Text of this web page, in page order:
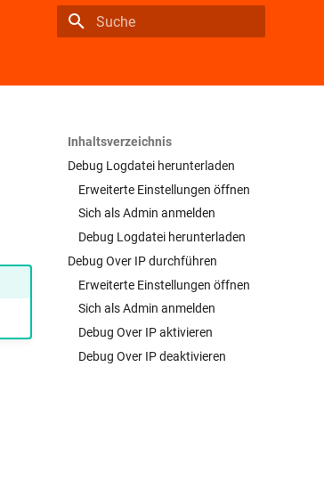
Inhaltsverzeichnis
Debug Logdatei herunterladen
Erweiterte Einstellungen öffnen
Sich als Admin anmelden
Debug Logdatei herunterladen
Debug Over IP durchführen
Erweiterte Einstellungen öffnen
Sich als Admin anmelden
Debug Over IP aktivieren
Debug Over IP deaktivieren